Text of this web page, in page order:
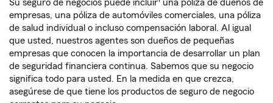
Su seguro de negocios puede incluir una póliza de dueños de
empresas, una póliza de automóviles comerciales, una póliza
de salud individual o incluso compensación laboral. Al igual
que usted, nuestros agentes son dueños de pequeñas
empresas que conocen la importancia de desarrollar un plan
de seguridad financiera continua. Sabemos que su negocio
significa todo para usted. En la medida en que crezca,
asegúrese de que tiene los productos de seguro de negocio